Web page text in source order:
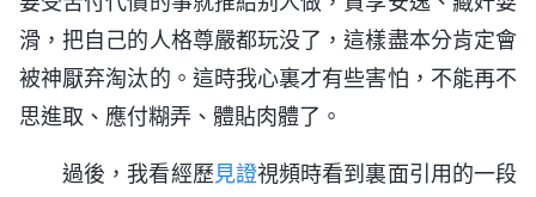
滑，把自己的人格尊嚴都玩没了，這樣盡本分肯定會
被神厭弃淘汰的。這時我心裏才有些害怕，不能再不
思進取、應付糊弄、體貼肉體了。
過後，我看經歷見證視頻時看到裏面引用的一段